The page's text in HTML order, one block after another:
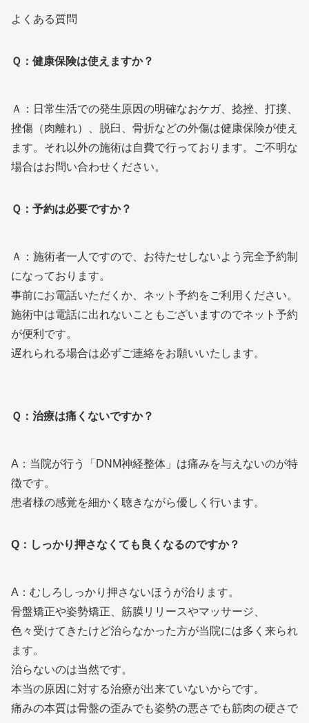
よくある質問
Ｑ：健康保険は使えますか？
Ａ：日常生活での発生原因の明確なおケガ、捻挫、打撲、
挫傷（肉離れ）、脱臼、骨折などの外傷は健康保険が使え
ます。それ以外の施術は自費で行っております。ご不明な
場合はお問い合わせください。
Ｑ：予約は必要ですか？
Ａ：施術者一人ですので、お待たせしないよう完全予約制
になっております。
事前にお電話いただくか、ネット予約をご利用ください。
施術中は電話に出れないこともございますのでネット予約
が便利です。
遅れられる場合は必ずご連絡をお願いいたします。
Ｑ：治療は痛くないですか？
A：当院が行う「DNM神経整体」は痛みを与えないのが特
徴です。
患者様の感覚を細かく聴きながら優しく行います。
Q：しっかり押さなくても良くなるのですか？
A：むしろしっかり押さないほうが治ります。
骨盤矯正や姿勢矯正、筋膜リリースやマッサージ、
色々受けてきたけど治らなかった方が当院には多く来られ
ます。
治らないのは当然です。
本当の原因に対する治療が出来ていないからです。
痛みの本質は骨盤の歪みでも姿勢の悪さでも筋肉の硬さで